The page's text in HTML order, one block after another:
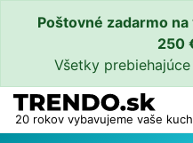
Poštovné zadarmo
250
Všetky
20 rokov vybavujeme vaše